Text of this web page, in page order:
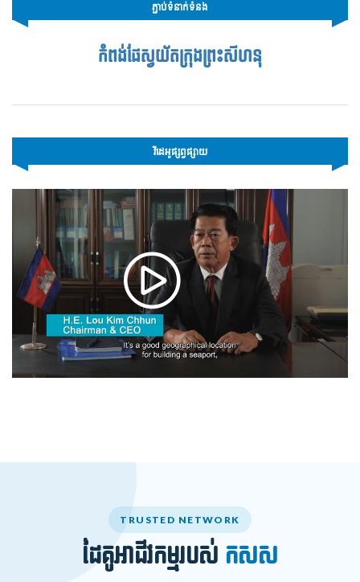
ភ្ជាប់ទំនាក់ទំនង
កំពង់ផែស្វយ័តក្រុងព្រះសីហនុ
វីដេអូផ្សព្វផ្សាយ
TRUSTED NETWORK
ដៃគូអាជីវកម្មរបស់ កសស